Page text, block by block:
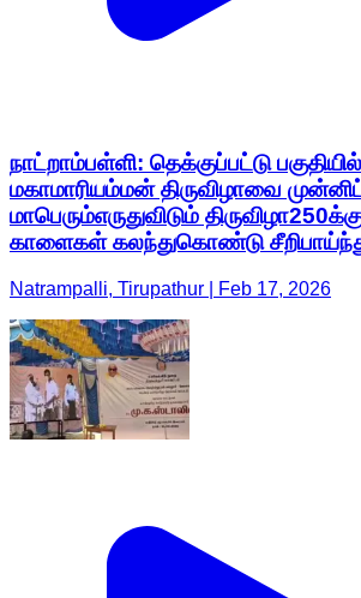
நாட்றாம்பள்ளி: தெக்குப்பட்டு
மகாமாரியம்மன் திருவிழாவை
மாபெரும்எருதுவிடும்
காளைகள் கலந்துகொண்டு
Natrampalli, Tirupathur | Feb 17, 2026